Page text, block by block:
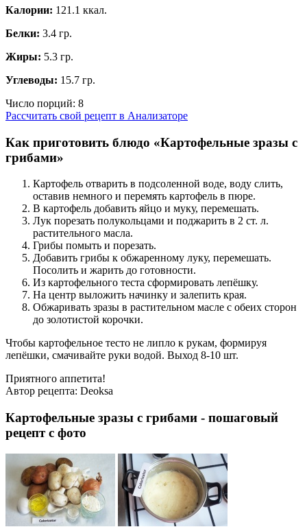
Калории: 121.1 ккал.
Белки: 3.4 гр.
Жиры: 5.3 гр.
Углеводы: 15.7 гр.
Число порций: 8
Рассчитать свой рецепт в Анализаторе
Как приготовить блюдо «Картофельные зразы с
грибами»
Картофель отварить в подсоленной воде, воду слить,
оставив немного и перемять картофель в пюре.
В картофель добавить яйцо и муку, перемешать.
Лук порезать полукольцами и поджарить в 2 ст. л.
растительного масла.
Грибы помыть и порезать.
Добавить грибы к обжаренному луку, перемешать.
Посолить и жарить до готовности.
Из картофельного теста сформировать лепёшку.
На центр выложить начинку и залепить края.
Обжаривать зразы в растительном масле с обеих сторон
до золотистой корочки.
Чтобы картофельное тесто не липло к рукам, формируя
лепёшки, смачивайте руки водой. Выход 8-10 шт.
Приятного аппетита!
Автор рецепта: Deoksa
Картофельные зразы с грибами - пошаговый
рецепт с фото